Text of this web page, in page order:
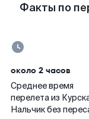
Факты по
около 2 часов
Среднее время
перелета из
Нальчик без